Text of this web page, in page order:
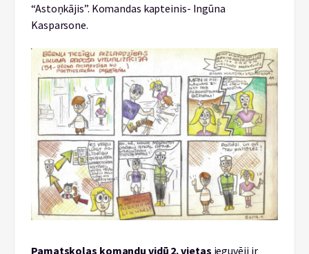
“Astoņkājis”. Komandas kapteinis- Ingūna
Kasparsone.
Pamatskolas komandu vidū 2. vietas ieguvēji ir